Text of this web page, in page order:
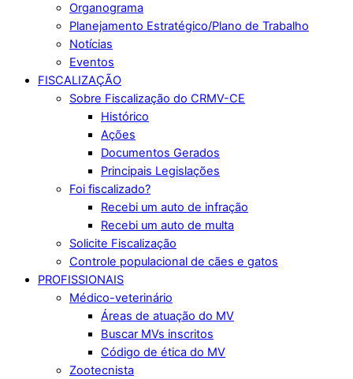
Organograma
Planejamento Estratégico/Plano de Trabalho
Notícias
Eventos
FISCALIZAÇÃO
Sobre Fiscalização do CRMV-CE
Histórico
Ações
Documentos Gerados
Principais Legislações
Foi fiscalizado?
Recebi um auto de infração
Recebi um auto de multa
Solicite Fiscalização
Controle populacional de cães e gatos
PROFISSIONAIS
Médico-veterinário
Áreas de atuação do MV
Buscar MVs inscritos
Código de ética do MV
Zootecnista